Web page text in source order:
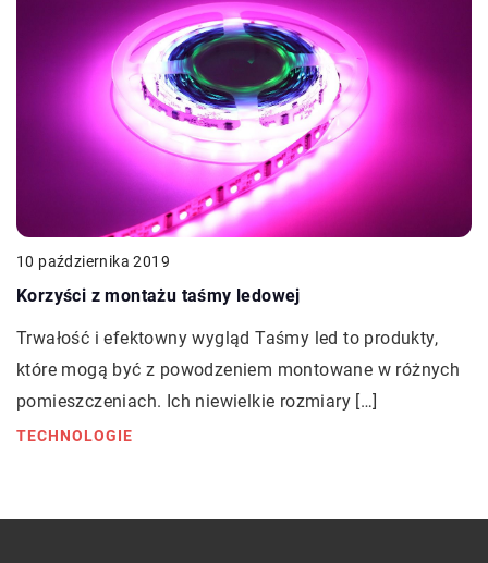
10 października 2019
Korzyści z montażu taśmy ledowej
Trwałość i efektowny wygląd Taśmy led to produkty,
które mogą być z powodzeniem montowane w różnych
pomieszczeniach. Ich niewielkie rozmiary […]
TECHNOLOGIE